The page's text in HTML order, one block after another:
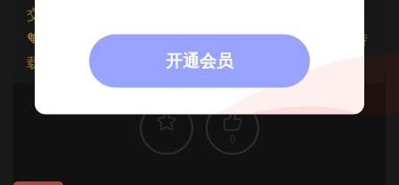
交工单处理。
🧡原文链接：https://www.znjfg.com/3892.html
，转
载请注明出处。
0
开通会员